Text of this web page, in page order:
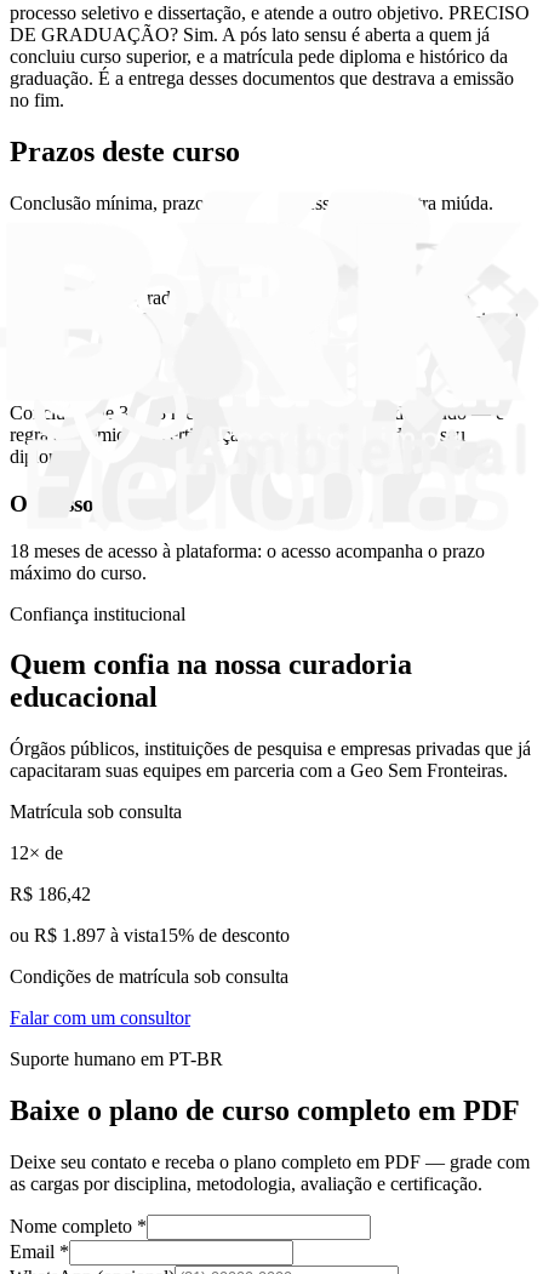
processo seletivo e dissertação, e atende a outro objetivo. PRECISO
DE GRADUAÇÃO? Sim. A pós lato sensu é aberta a quem já
concluiu curso superior, e a matrícula pede diploma e histórico da
graduação. É a entrega desses documentos que destrava a emissão
no fim.
Prazos deste curso
Conclusão mínima, prazo máximo e acesso — sem letra miúda.
Diploma de pós-graduação lato sensu emitido por instituição
credenciada pelo MEC (Faculdade Iguaçu), com validade nacional.
Conclusão de 3 a 18 meses, conforme o seu ritmo de estudo — é
regra acadêmica da certificação, e protege a validade do seu
diploma.
O acesso
18 meses de acesso à plataforma: o acesso acompanha o prazo
máximo do curso.
Confiança institucional
Quem confia na nossa curadoria
educacional
Órgãos públicos, instituições de pesquisa e empresas privadas que já
capacitaram suas equipes em parceria com a Geo Sem Fronteiras.
Matrícula sob consulta
12× de
R$ 186,42
ou R$ 1.897 à vista15% de desconto
Condições de matrícula sob consulta
Falar com um consultor
Suporte humano em PT-BR
Baixe o plano de curso completo em PDF
Deixe seu contato e receba o plano completo em PDF — grade com
as cargas por disciplina, metodologia, avaliação e certificação.
Nome completo *
Email *